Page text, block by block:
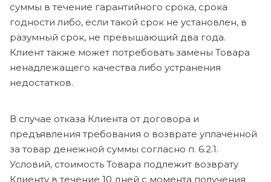
суммы в течение гарантийного срока, срока
годности либо, если такой срок не установлен, в
разумный срок, не превышающий два года.
Клиент также может потребовать замены Товара
ненадлежащего качества либо устранения
недостатков.
В случае отказа Клиента от договора и
предъявления требования о возврате уплаченной
за товар денежной суммы согласно п. 6.2.1.
Условий, стоимость Товара подлежит возврату
Клиенту в течение 10 дней с момента получения